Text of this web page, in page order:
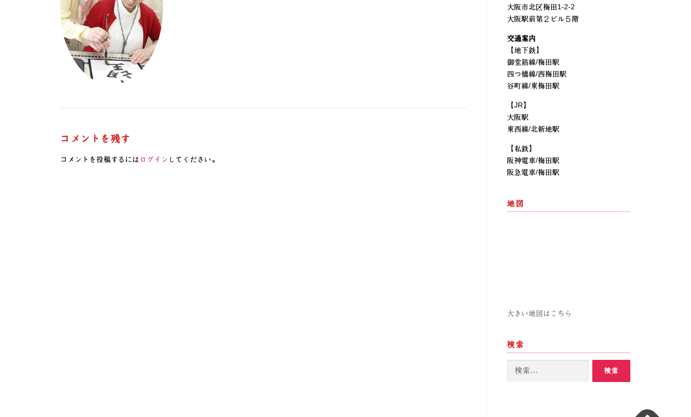
コメントを残す
コメントを投稿するには ログイン してください。
大阪市北区梅田1-2-2
大阪駅前第２ビル５階
交通案内
【地下鉄】
御堂筋線/梅田駅
四つ橋線/西梅田駅
谷町線/東梅田駅
【JR】
大阪駅
東西線/北新地駅
【私鉄】
阪神電車/梅田駅
阪急電車/梅田駅
地図
大きい地図はこちら
検索